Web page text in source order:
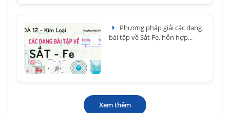
Phương pháp giải các dạng
bài tập về Sắt Fe, hỗn hợp...
Xem thêm